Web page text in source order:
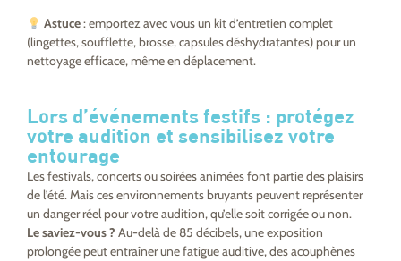
Astuce: emportez avec vous un kit d’entretien complet
(lingettes, soufflette, brosse, capsules déshydratantes) pour un
nettoyage efficace, même en déplacement.
Lors d’événements festifs : protégez
votre audition et sensibilisez votre
entourage
Les festivals, concerts ou soirées animées font partie des plaisirs
de l’été. Mais ces environnements bruyants peuvent représenter
un danger réel pour votre audition, qu’elle soit corrigée ou non.
Le saviez-vous ? Au-delà de 85 décibels, une exposition
prolongée peut entraîner une fatigue auditive, des acouphènes